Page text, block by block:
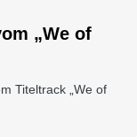
„We of
Titeltrack „We of